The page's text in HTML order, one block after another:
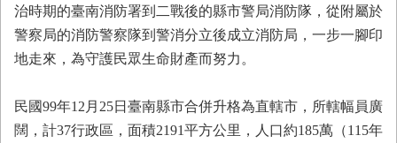
務
消
防
導
民
治時期的臺南消防署到二戰後的縣市警局消防隊，從附屬於
警察局的消防警察隊到警消分立後成立消防局，一步一腳印
地走來，為守護民眾生命財產而努力。
民國99年12月25日臺南縣市合併升格為直轄市，所轄幅員廣
闊，計37行政區，面積2191平方公里，人口約185萬（115年